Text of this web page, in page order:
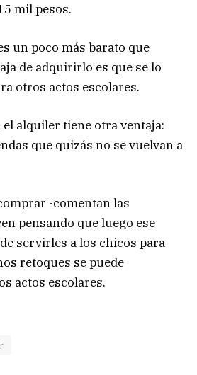
mil pesos.
un poco más barato que
de adquirirlo es que se lo
otros actos escolares.
el alquiler tiene otra ventaja:
que quizás no se vuelvan a
-comentan las
pensando que luego ese
servirles a los chicos para
retoques se puede
actos escolares.